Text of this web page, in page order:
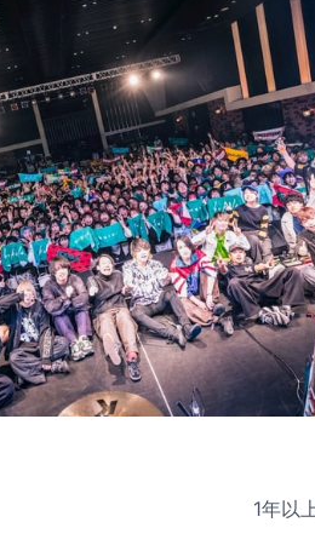
1年以